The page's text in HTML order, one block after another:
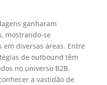
ganharam
mostrando-se
diversas áreas. Entre
de outbound têm
no universo B2B.
a vastidão de